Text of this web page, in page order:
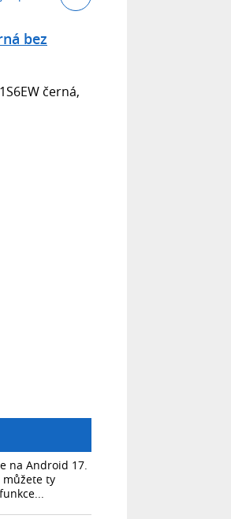
bez
černá,
na Android 17.
můžete ty